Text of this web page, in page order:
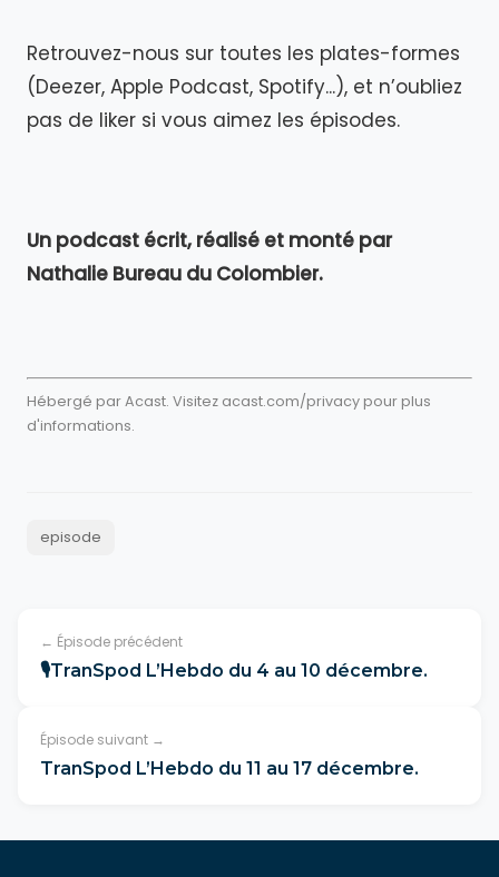
Retrouvez-nous sur toutes les plates-formes
(Deezer, Apple Podcast, Spotify...), et n’oubliez
pas de liker si vous aimez les épisodes.
Un podcast écrit, réalisé et monté par
Nathalie Bureau du Colombier.
Hébergé par Acast. Visitez acast.com/privacy pour plus
d'informations.
episode
← Épisode précédent
🎙TranSpod L’Hebdo du 4 au 10 décembre.
Épisode suivant →
TranSpod L’Hebdo du 11 au 17 décembre.